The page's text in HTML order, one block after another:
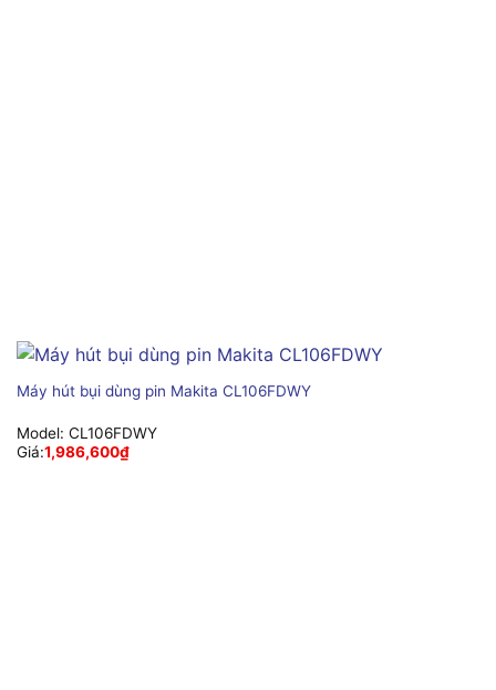
Máy hút bụi dùng pin Makita CL106FDWY
Model: CL106FDWY
Giá:1,986,600₫